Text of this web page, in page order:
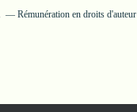
Rémunération en droits d'auteur